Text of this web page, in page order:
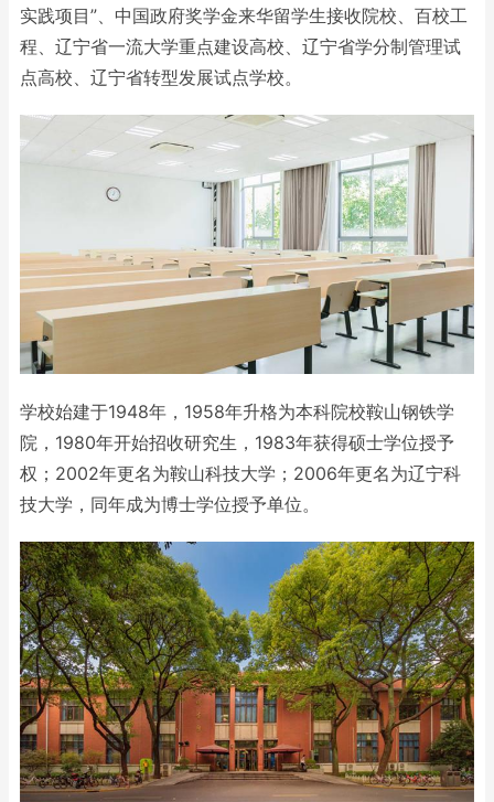
实践项目”、中国政府奖学金来华留学生接收院校、百校工
程、辽宁省一流大学重点建设高校、辽宁省学分制管理试
点高校、辽宁省转型发展试点学校。
学校始建于1948年，1958年升格为本科院校鞍山钢铁学
院，1980年开始招收研究生，1983年获得硕士学位授予
权；2002年更名为鞍山科技大学；2006年更名为辽宁科
技大学，同年成为博士学位授予单位。